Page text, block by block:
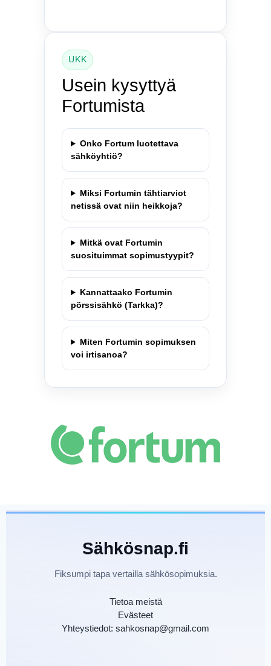
UKK
Usein kysyttyä
Fortumista
Onko Fortum luotettava
sähköyhtiö?
Miksi Fortumin tähtiarviot
netissä ovat niin heikkoja?
Mitkä ovat Fortumin
suosituimmat sopimustyypit?
Kannattaako Fortumin
pörssisähkö (Tarkka)?
Miten Fortumin sopimuksen
voi irtisanoa?
Sähkösnap.fi
Fiksumpi tapa vertailla sähkösopimuksia.
Tietoa meistä
Evästeet
Yhteystiedot: sahkosnap@gmail.com